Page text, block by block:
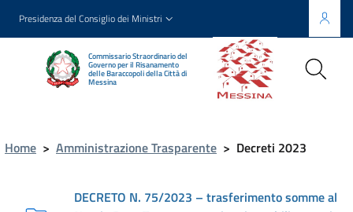
Presidenza del Consiglio dei Ministri
Commissario Straordinario del
Governo per il Risanamento
delle Baraccopoli della Città di
Messina
Home > Amministrazione Trasparente > Decreti 2023
DECRETO N. 75/2023 – trasferimento somme al